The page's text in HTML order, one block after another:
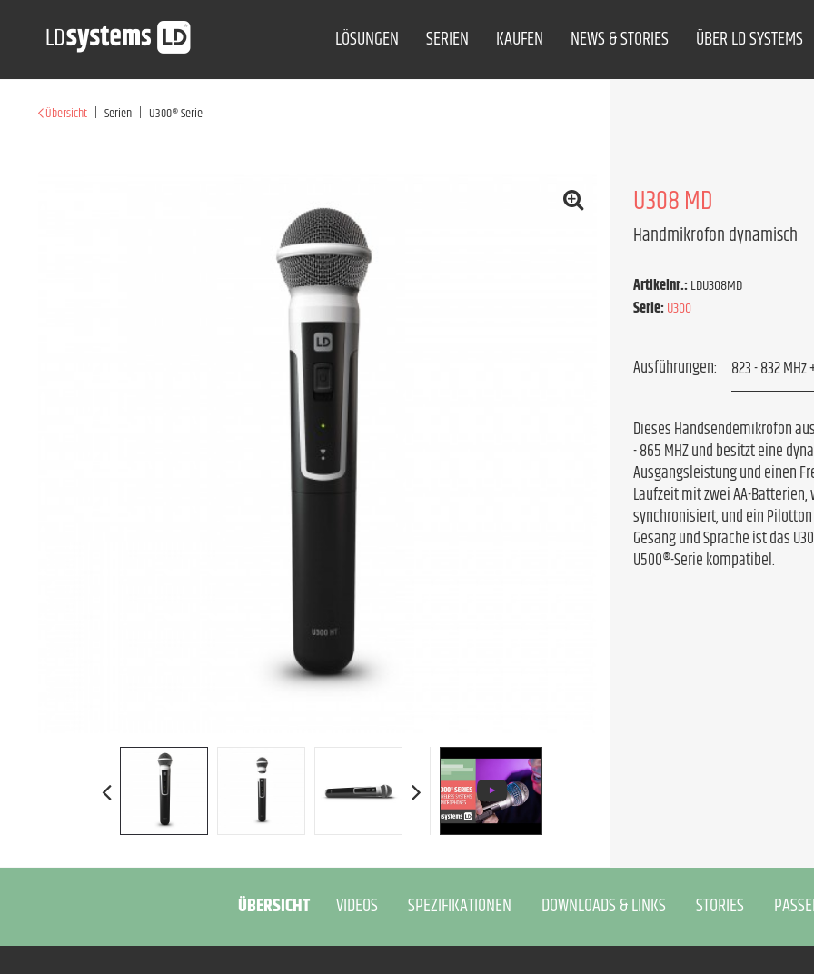
LÖSUNGEN SERIEN KAUFEN NEWS & STORIES ÜBER LD SYSTEMS
Übersicht | Serien | U300® Serie
U308 MD
Handmikrofon dynamisch
Artikelnr.:LDU308MD
Serie:U300
Ausführungen:
Dieses Handsendemikrofon
- 865 MHZ und besitzt eine
Ausgangsleistung und einen
Laufzeit mit zwei AA-
synchronisiert, und ein
Gesang und Sprache ist das
U500®-Serie kompatibel.
ÜBERSICHT VIDEOS SPEZIFIKATIONEN DOWNLOADS & LINKS STORIES